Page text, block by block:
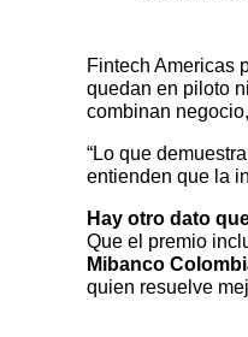
Fintech Americas
quedan en piloto
combinan
“Lo que
entienden que la
Hay otro dato
Que el premio
Mibanco
quien resuelve